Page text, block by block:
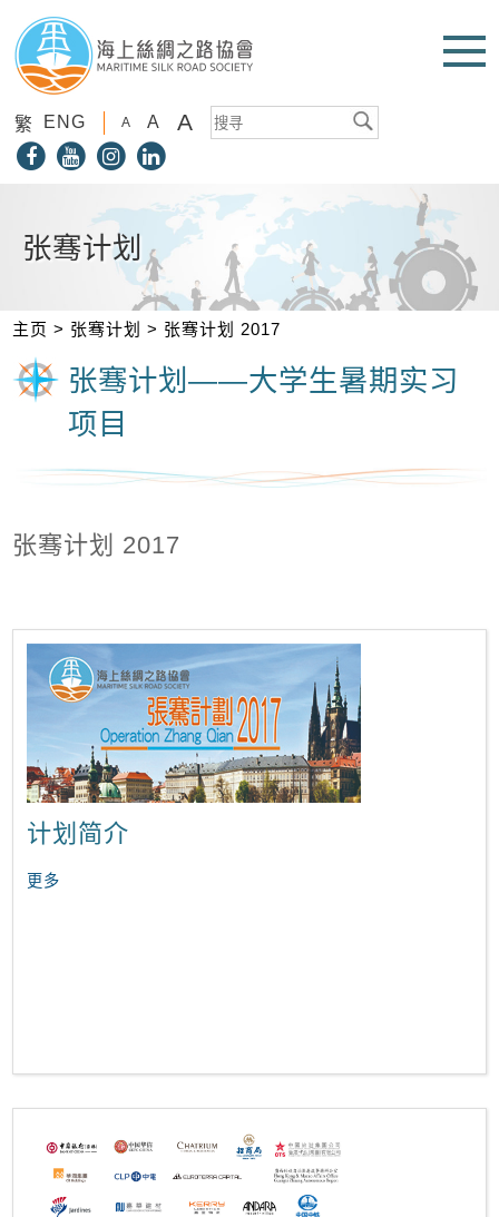
繁 ENG A A A
张骞计划
主页 > 张骞计划 > 张骞计划 2017
张骞计划——大学生暑期实习
项目
张骞计划 2017
计划简介
更多